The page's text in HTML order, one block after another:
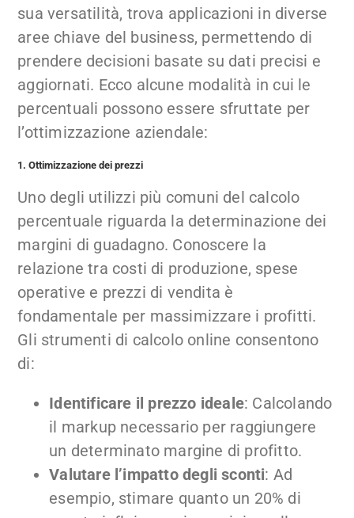
sua versatilità, trova applicazioni in diverse
aree chiave del business, permettendo di
prendere decisioni basate su dati precisi e
aggiornati. Ecco alcune modalità in cui le
percentuali possono essere sfruttate per
l’ottimizzazione aziendale:
1. Ottimizzazione dei prezzi
Uno degli utilizzi più comuni del calcolo
percentuale riguarda la determinazione dei
margini di guadagno. Conoscere la
relazione tra costi di produzione, spese
operative e prezzi di vendita è
fondamentale per massimizzare i profitti.
Gli strumenti di calcolo online consentono
di:
Identificare il prezzo ideale: Calcolando
il markup necessario per raggiungere
un determinato margine di profitto.
Valutare l’impatto degli sconti: Ad
esempio, stimare quanto un 20% di